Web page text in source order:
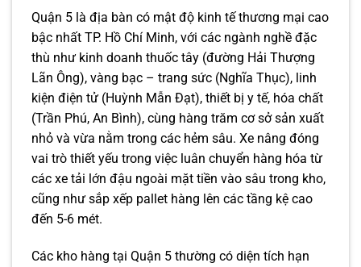
Quận 5 là địa bàn có mật độ kinh tế thương mại cao
bậc nhất TP. Hồ Chí Minh, với các ngành nghề đặc
thù như kinh doanh thuốc tây (đường Hải Thượng
Lãn Ông), vàng bạc – trang sức (Nghĩa Thục), linh
kiện điện tử (Huỳnh Mẫn Đạt), thiết bị y tế, hóa chất
(Trần Phú, An Bình), cùng hàng trăm cơ sở sản xuất
nhỏ và vừa nằm trong các hẻm sâu. Xe nâng đóng
vai trò thiết yếu trong việc luân chuyển hàng hóa từ
các xe tải lớn đậu ngoài mặt tiền vào sâu trong kho,
cũng như sắp xếp pallet hàng lên các tầng kệ cao
đến 5-6 mét.
Các kho hàng tại Quận 5 thường có diện tích hạn